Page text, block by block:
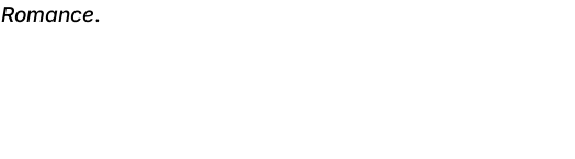
Romance.